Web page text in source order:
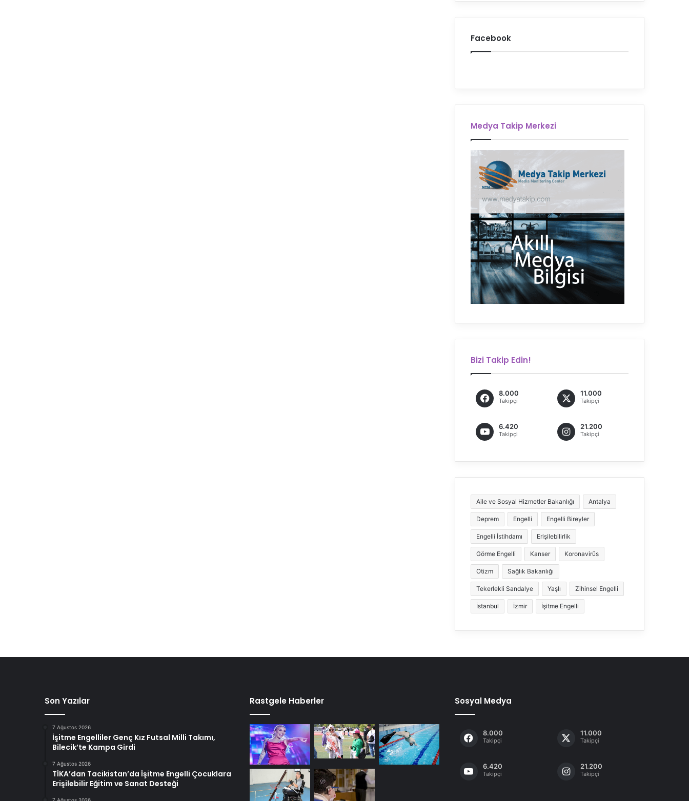
Facebook
Medya Takip Merkezi
Bizi Takip Edin!
8.000
Takipçi
11.000
Takipçi
6.420
Takipçi
21.200
Takipçi
Aile ve Sosyal Hizmetler Bakanlığı Antalya
Deprem Engelli Engelli Bireyler
Engelli İstihdamı Erişilebilirlik
Görme Engelli Kanser Koronavirüs
Otizm Sağlık Bakanlığı
Tekerlekli Sandalye Yaşlı Zihinsel Engelli
İstanbul İzmir İşitme Engelli
Son Yazılar
7 Ağustos 2026
İşitme Engelliler Genç Kız Futsal Milli Takımı,
Bilecik’te Kampa Girdi
7 Ağustos 2026
TİKA’dan Tacikistan’da İşitme Engelli Çocuklara
Erişilebilir Eğitim ve Sanat Desteği
Rastgele Haberler Sosyal Medya
8.000
Takipçi
11.000
Takipçi
6.420
Takipçi
21.200
Takipçi